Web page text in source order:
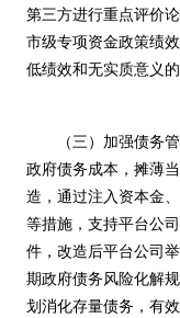
第三方进行重点评价
市级专项资金政策绩
低绩效和无实质意义
（三）加强债务
政府债务成本，摊薄
造，通过注入资本金
等措施，支持平台公
件，改造后平台公司
期政府债务风险化解
划消化存量债务，有